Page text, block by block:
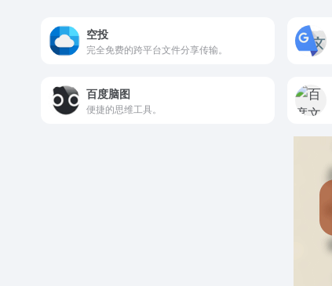
空投
完全免费的跨平台文件分享传输。
百度脑图
便捷的思维工具。